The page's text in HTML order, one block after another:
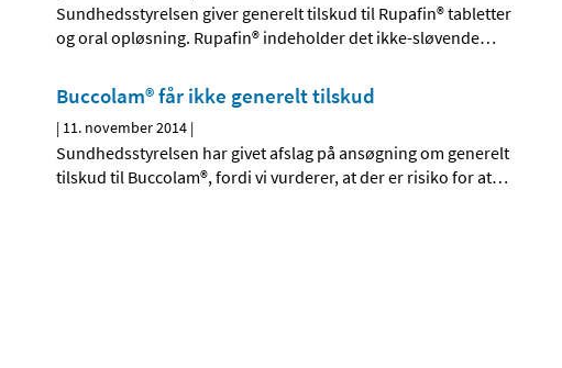
Sundhedsstyrelsen giver generelt tilskud til Rupafin® tabletter
og oral opløsning. Rupafin® indeholder det ikke-sløvende…
Buccolam® får ikke generelt tilskud
| 11. november 2014 |
Sundhedsstyrelsen har givet afslag på ansøgning om generelt
tilskud til Buccolam®, fordi vi vurderer, at der er risiko for at…